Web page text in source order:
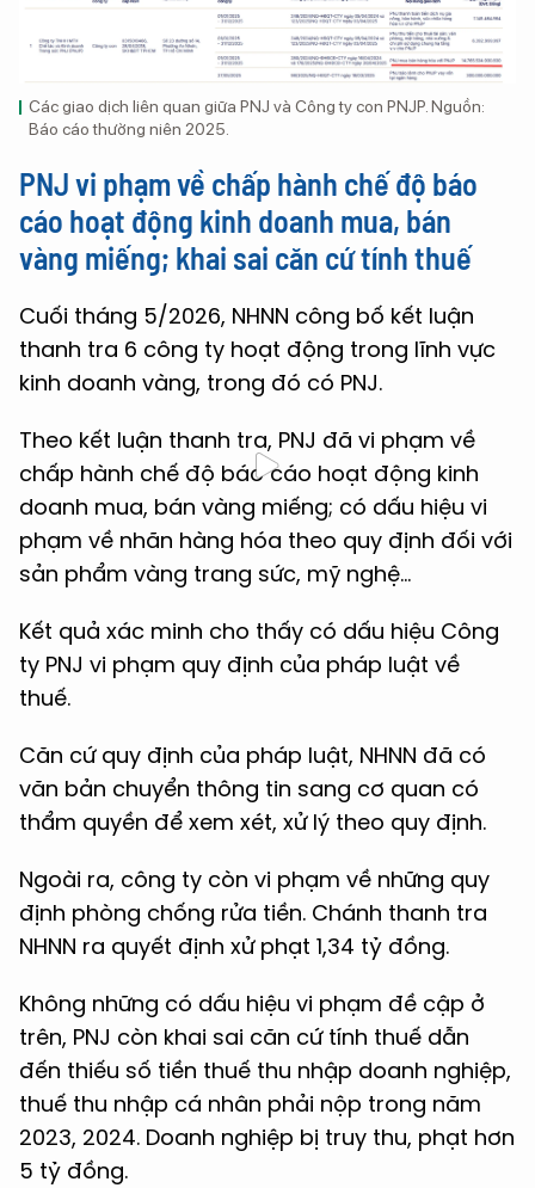
Các giao dịch liên quan giữa PNJ và Công ty con PNJP. Nguồn:
Báo cáo thường niên 2025.
PNJ vi phạm về chấp hành chế độ báo
cáo hoạt động kinh doanh mua, bán
vàng miếng; khai sai căn cứ tính thuế
Cuối tháng 5/2026, NHNN công bố kết luận
thanh tra 6 công ty hoạt động trong lĩnh vực
kinh doanh vàng, trong đó có PNJ.
Theo kết luận thanh tra, PNJ đã vi phạm về
chấp hành chế độ báo cáo hoạt động kinh
doanh mua, bán vàng miếng; có dấu hiệu vi
phạm về nhãn hàng hóa theo quy định đối với
sản phẩm vàng trang sức, mỹ nghệ...
Kết quả xác minh cho thấy có dấu hiệu Công
ty PNJ vi phạm quy định của pháp luật về
thuế.
Căn cứ quy định của pháp luật, NHNN đã có
văn bản chuyển thông tin sang cơ quan có
thẩm quyền để xem xét, xử lý theo quy định.
Ngoài ra, công ty còn vi phạm về những quy
định phòng chống rửa tiền. Chánh thanh tra
NHNN ra quyết định xử phạt 1,34 tỷ đồng.
Không những có dấu hiệu vi phạm đề cập ở
trên, PNJ còn khai sai căn cứ tính thuế dẫn
đến thiếu số tiền thuế thu nhập doanh nghiệp,
thuế thu nhập cá nhân phải nộp trong năm
2023, 2024. Doanh nghiệp bị truy thu, phạt hơn
5 tỷ đồng.